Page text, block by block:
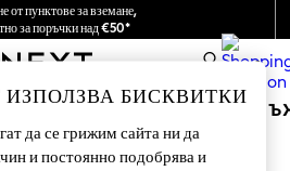
от пунктове за вземане,
за поръчки над €50*
поемаме всички мита
0
която сте поискали,
БИСКВИТКИ
да се грижим сайта ни да
и постоянно подобрява и